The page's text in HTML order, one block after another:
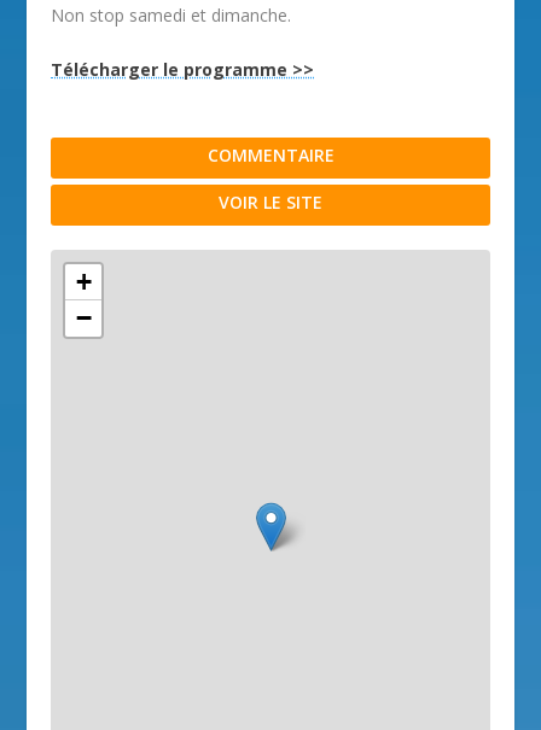
Non stop samedi et dimanche.
Télécharger le programme >>
COMMENTAIRE
VOIR LE SITE
+
−